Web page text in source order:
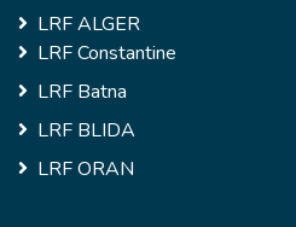
LRF ALGER
LRF Constantine
LRF Batna
LRF BLIDA
LRF ORAN